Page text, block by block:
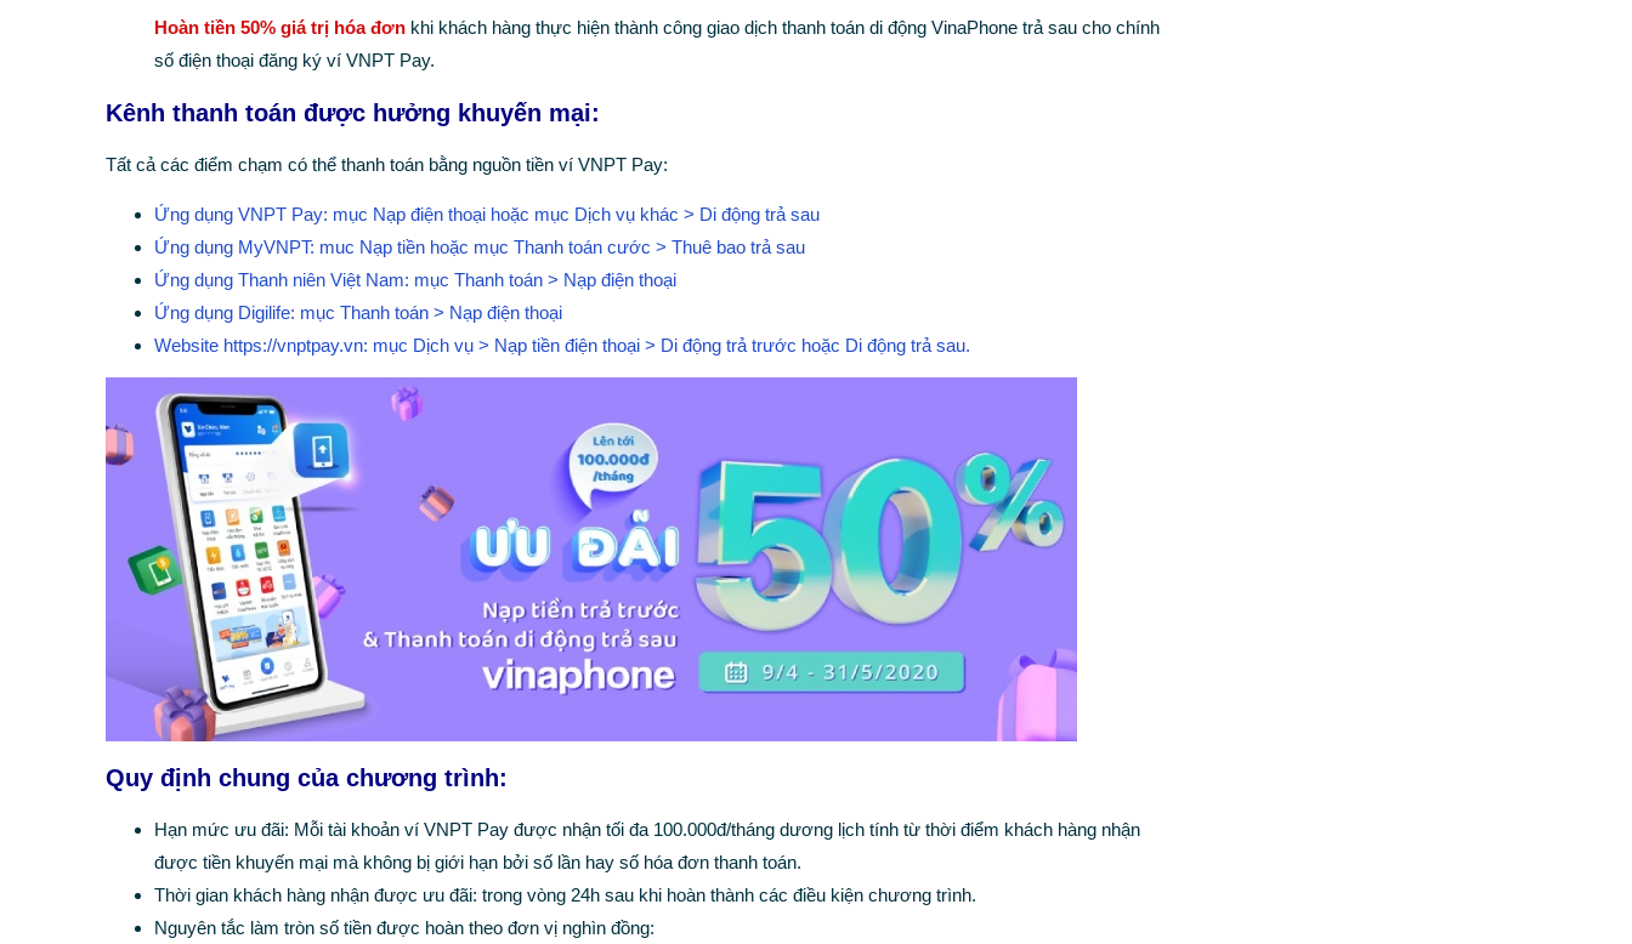
Hoàn tiền 50% giá trị hóa đơn khi khách hàng thực hiện thành công giao dịch thanh toán di động VinaPhone trả sau cho chính
số điện thoại đăng ký ví VNPT Pay.
Kênh thanh toán được hưởng khuyến mại:
Tất cả các điểm chạm có thể thanh toán bằng nguồn tiền ví VNPT Pay:
Ứng dụng VNPT Pay: mục Nạp điện thoại hoặc mục Dịch vụ khác > Di động trả sau
Ứng dụng MyVNPT: muc Nạp tiền hoặc mục Thanh toán cước > Thuê bao trả sau
Ứng dụng Thanh niên Việt Nam: mục Thanh toán > Nạp điện thoại
Ứng dụng Digilife: mục Thanh toán > Nạp điện thoại
Website https://vnptpay.vn: mục Dịch vụ > Nạp tiền điện thoại > Di động trả trước hoặc Di động trả sau.
Quy định chung của chương trình:
Hạn mức ưu đãi: Mỗi tài khoản ví VNPT Pay được nhận tối đa 100.000đ/tháng dương lịch tính từ thời điểm khách hàng nhận
được tiền khuyến mại mà không bị giới hạn bởi số lần hay số hóa đơn thanh toán.
Thời gian khách hàng nhận được ưu đãi: trong vòng 24h sau khi hoàn thành các điều kiện chương trình.
Nguyên tắc làm tròn số tiền được hoàn theo đơn vị nghìn đồng: